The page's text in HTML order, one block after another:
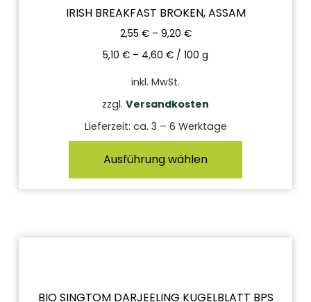
IRISH BREAKFAST BROKEN, ASSAM
2,55 €– 9,20 €
5,10 € – 4,60 € / 100 g
inkl. MwSt.
zzgl. Versandkosten
Lieferzeit: ca. 3 – 6 Werktage
Ausführung wählen
BIO SINGTOM DARJEELING KUGELBLATT BPS